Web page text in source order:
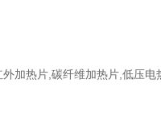
加热片,碳纤维加热片,低压电